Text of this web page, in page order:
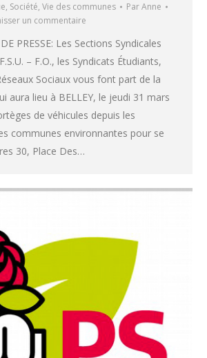
, Société, Vie des communes ParAnne
un commentaire
PRESSE: Les Sections Syndicales
– F.O., les Syndicats Étudiants,
Sociaux vous font part de la
aura lieu à BELLEY, le jeudi 31 mars
de véhicules depuis les
communes environnantes pour se
30, Place Des…